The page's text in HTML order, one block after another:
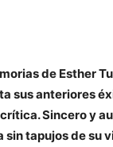
de Esther
sus anteriores
Sincero y
sin tapujos de su